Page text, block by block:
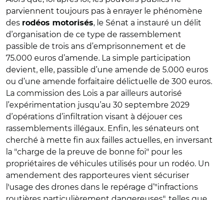
parviennent toujours pas à enrayer le phénomène
des rodéos motorisés, le Sénat a instauré un délit
d’organisation de ce type de rassemblement
passible de trois ans d’emprisonnement et de
75.000 euros d’amende. La simple participation
devient, elle, passible d’une amende de 5.000 euros
ou d’une amende forfaitaire délictuelle de 300 euros.
La commission des Lois a par ailleurs autorisé
l’expérimentation jusqu’au 30 septembre 2029
d’opérations d’infiltration visant à déjouer ces
rassemblements illégaux. Enfin, les sénateurs ont
cherché à mette fin aux failles actuelles, en inversant
la "charge de la preuve de bonne foi" pour les
propriétaires de véhicules utilisés pour un rodéo. Un
amendement des rapporteures vient sécuriser
l'usage des drones dans le repérage d’"infractions